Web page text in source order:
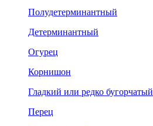
Полудетерминантный
Детерминантный
Огурец
Корнишон
Гладкий или редко бугорчатый
Перец